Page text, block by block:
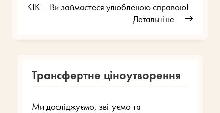
КІК – Ви займаєтеся улюбленою справою!
Детальніше
Трансфертне ціноутворення
Ми досліджуємо, звітуємо та